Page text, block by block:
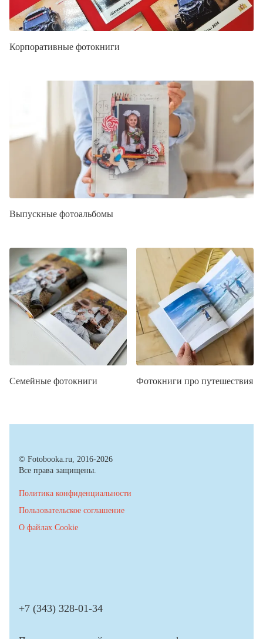
Корпоративные фотокниги
Выпускные фотоальбомы
Семейные фотокниги Фотокниги про путешествия
© Fotobooka.ru, 2016-2026
Все права защищены.
Политика конфиденциальности
Пользовательское соглашение
О файлах Cookie
+7 (343) 328-01-34